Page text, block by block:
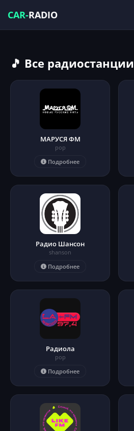
CAR-RADIO
🎵 Все радиостанции
МАРУСЯ ФМ
pop
Подробнее
Радио Шансон
shanson
Подробнее
Радиола
pop
Подробнее